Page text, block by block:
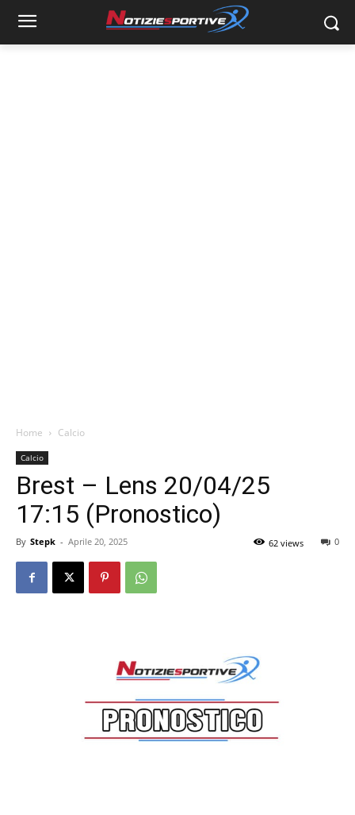
Home Calcio
Calcio
Brest – Lens 20/04/25
17:15 (Pronostico)
By Stepk - Aprile 20, 2025 0
62 views